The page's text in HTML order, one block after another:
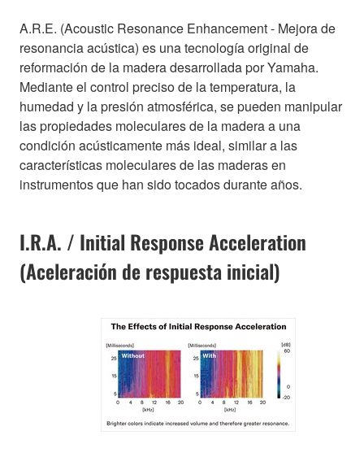
A.R.E. (Acoustic Resonance Enhancement - Mejora de
resonancia acústica) es una tecnología original de
reformación de la madera desarrollada por Yamaha.
Mediante el control preciso de la temperatura, la
humedad y la presión atmosférica, se pueden manipular
las propiedades moleculares de la madera a una
condición acústicamente más ideal, similar a las
características moleculares de las maderas en
instrumentos que han sido tocados durante años.
I.R.A. / Initial Response Acceleration
(Aceleración de respuesta inicial)